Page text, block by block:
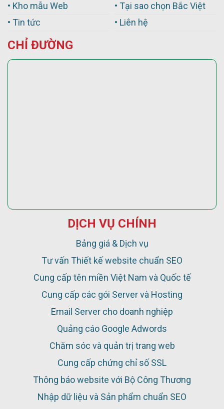
• Kho mẫu Web
• Tin tức
• Tại sao chọn Bắc Việt
• Liên hệ
CHỈ ĐƯỜNG
DỊCH VỤ CHÍNH
Bảng giá & Dịch vụ
Tư vấn Thiết kế website chuẩn SEO
Cung cấp tên miền Việt Nam và Quốc tế
Cung cấp các gói Server và Hosting
Email Server cho doanh nghiệp
Quảng cáo Google Adwords
Chăm sóc và quản trị trang web
Cung cấp chứng chỉ số SSL
Thông báo website với Bộ Công Thương
Nhập dữ liệu và Sản phẩm chuẩn SEO